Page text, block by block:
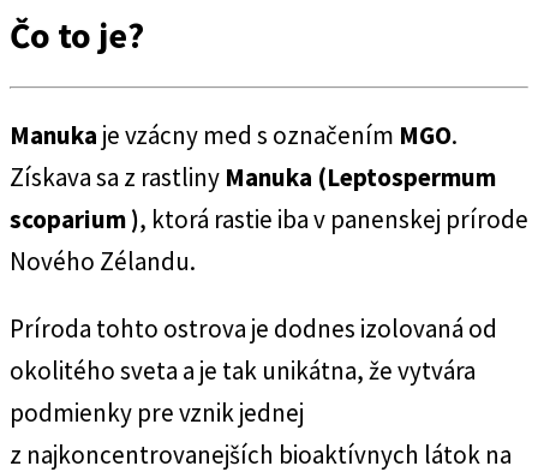
Čo to je?
Manuka je vzácny med s označením MGO.
Získava sa z rastliny Manuka (Leptospermum
scoparium ), ktorá rastie iba v panenskej prírode
Nového Zélandu.
Príroda tohto ostrova je dodnes izolovaná od
okolitého sveta a je tak unikátna, že vytvára
podmienky pre vznik jednej
z najkoncentrovanejších bioaktívnych látok na